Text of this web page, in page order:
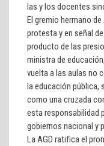
las y los docentes
El gremio hermano
protesta y en señal
producto de las
ministra de
vuelta a las aulas no
la educación pública,
como una cruzada
esta responsabilidad
gobiernos nacional y
La AGD ratifica el